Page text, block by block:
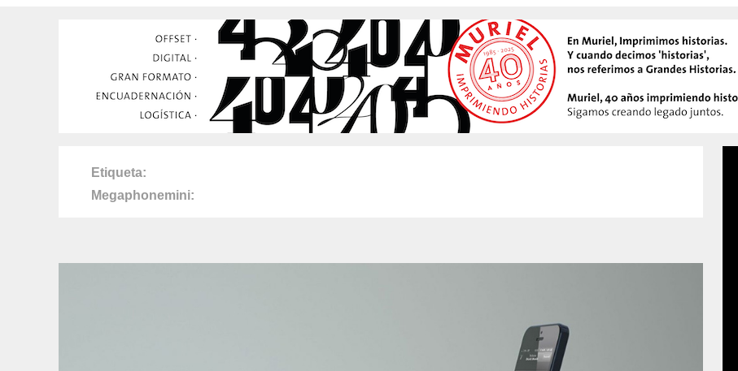
Etiqueta
Megaphonemini